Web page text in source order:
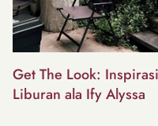
Get The Look:
Liburan ala Ify Alyssa